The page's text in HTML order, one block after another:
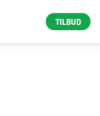
TILBUD